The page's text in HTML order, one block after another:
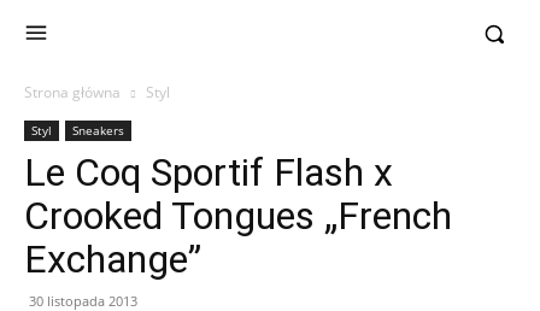
Strona główna Styl
Styl Sneakers
Le Coq Sportif Flash x
Crooked Tongues „French
Exchange”
30 listopada 2013